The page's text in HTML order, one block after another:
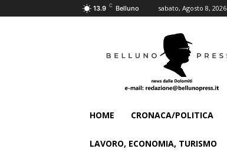
13.9 C Belluno sabato, Agosto 8, 2026
HOME CRONACA/POLITICA
LAVORO, ECONOMIA, TURISMO